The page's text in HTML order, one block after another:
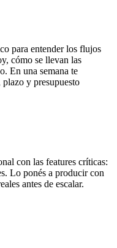
para entender los flujos
cómo se llevan las
En una semana te
y presupuesto
con las features críticas:
Lo ponés a producir con
antes de escalar.